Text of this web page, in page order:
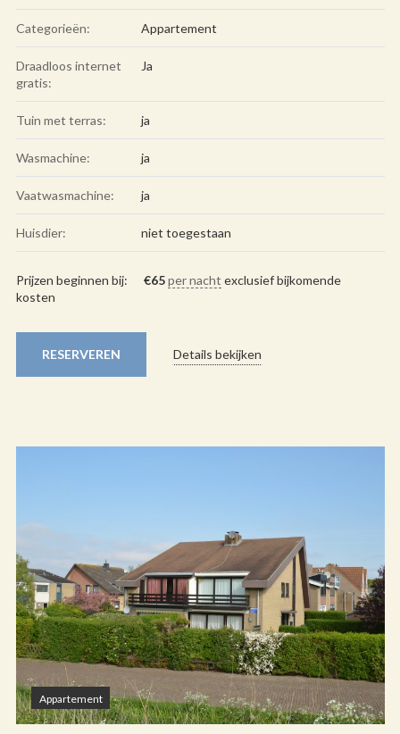
Categorieën: Appartement
Draadloos internet
gratis:
Ja
Tuin met terras: ja
Wasmachine: ja
Vaatwasmachine: ja
Huisdier: niet toegestaan
Prijzen beginnen bij: €65 per nacht exclusief bijkomende
kosten
Details bekijken
RESERVEREN
Appartement